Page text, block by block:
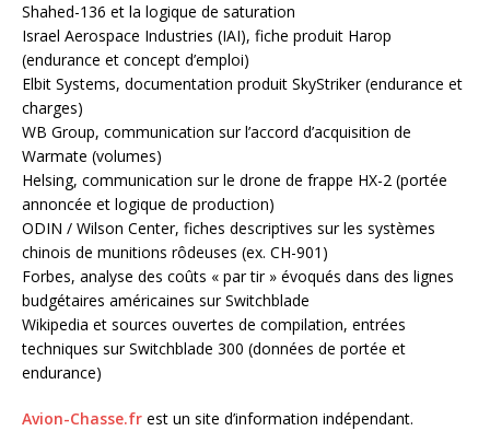
Shahed-136 et la logique de saturation
Israel Aerospace Industries (IAI), fiche produit Harop
(endurance et concept d’emploi)
Elbit Systems, documentation produit SkyStriker (endurance et
charges)
WB Group, communication sur l’accord d’acquisition de
Warmate (volumes)
Helsing, communication sur le drone de frappe HX-2 (portée
annoncée et logique de production)
ODIN / Wilson Center, fiches descriptives sur les systèmes
chinois de munitions rôdeuses (ex. CH-901)
Forbes, analyse des coûts « par tir » évoqués dans des lignes
budgétaires américaines sur Switchblade
Wikipedia et sources ouvertes de compilation, entrées
techniques sur Switchblade 300 (données de portée et
endurance)
Avion-Chasse.fr est un site d’information indépendant.